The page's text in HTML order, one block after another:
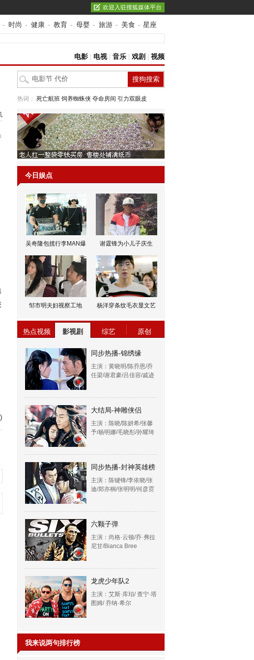
欢迎入驻搜狐媒体平台
- 时尚 - 健康 - 教育 - 母婴 - 旅游 - 美食 - 星座
电影 电视| 音乐 戏剧 视频
热词： 死亡航班 饲养蜘蛛侠 夺命房间 引力双眼皮
今日娱点
吴奇隆包揽行李MAN爆 谢霆锋为小儿子庆生
邹市明夫妇视察工地 杨洋穿条纹毛衣显文艺
热点视频 影视剧 综艺 原创
同步热播-锦绣缘
主演：黄晓明/陈乔恩/乔
任梁/谢君豪/吕佳容/戚迹
大结局-神雕侠侣
主演：陈晓/陈妍希/张馨
予/杨明娜/毛晓彤/孙耀琦
同步热播-封神英雄榜
主演：陈键锋/李依晓/张
迪/郑亦桐/张明明/何彦霓
六颗子弹
主演：尚格·云顿/乔·弗拉
尼甘/Bianca Bree
龙虎少年队2
主演：艾斯·库珀/ 查宁·塔
图姆/ 乔纳·希尔
我来说两句排行榜